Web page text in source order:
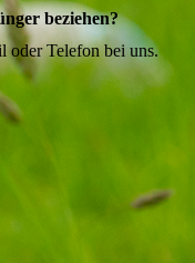
beziehen?
oder Telefon bei uns.